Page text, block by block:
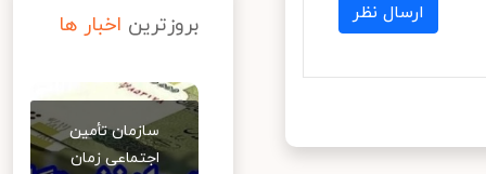
ارسال نظر بروزترین اخبار ها
سازمان تأمین
اجتماعی زمان